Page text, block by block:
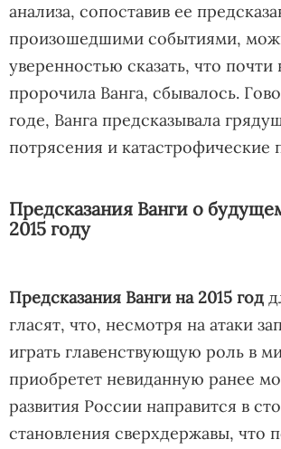
анализа, сопоставив ее
произошедшими событиями,
уверенностью сказать, что почти
пророчила Ванга, сбывалось.
годе, Ванга предсказывала
потрясения и катастрофические
Предсказания Ванги о
2015 году
Предсказания Ванги на 2015 год
гласят, что, несмотря на атаки
играть главенствующую роль в
приобретет невиданную ранее
развития России направится в
становления сверхдержавы, что